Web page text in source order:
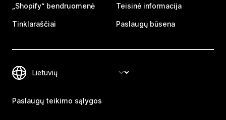
„Shopify“ bendruomenė
Tinklaraščiai
Teisinė informacija
Paslaugų būsena
Paslaugų teikimo sąlygos